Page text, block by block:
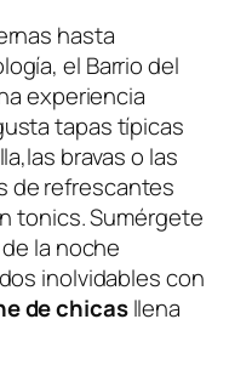
hasta
el Barrio del
experiencia
tapas típicas
bravas o las
de refrescantes
tonics. Sumérgete
la noche
inolvidables con
de chicasllena